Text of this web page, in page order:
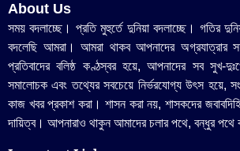
About Us
সময় বদলাচ্ছে। প্রতি মুহুর্তে দুনিয়া বদলাচ্ছে। গতির
বদলেছি আমরা। আমরা থাকব আপনাদের অগ্রযাত্রার
প্রতিবাদের বলিষ্ঠ কণ্ঠস্বর হয়ে, আপনাদের সব সুখ-
সমালোচক এবং তথ্যের সবচেয়ে নির্ভরযোগ্য উ‍ৎস হয়ে,
কাজ খবর প্রকাশ করা। শাসন করা নয়, শাসকদের
দায়িত্ব। আপনারাও থাকুন আমাদের চলার পথে, বন্ধুর পথে